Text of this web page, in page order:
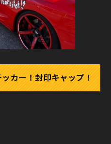
カー！封印キャップ！